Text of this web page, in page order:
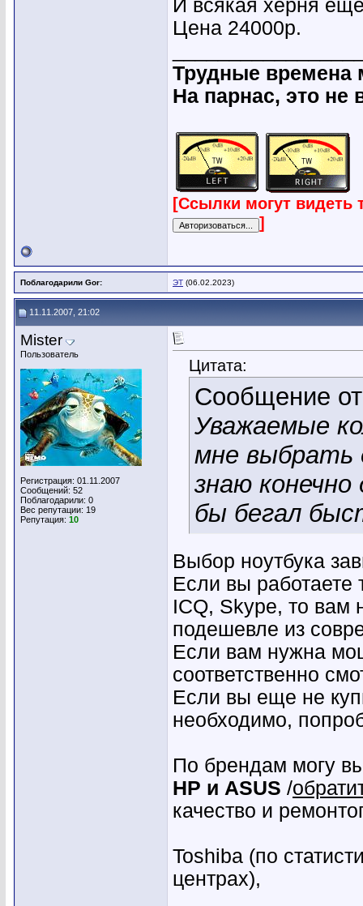
И всякая херня
Цена 24000р.
Трудные времена
На парнас, это не
[Ссылки могут видеть
]
Поблагодарили Gor: ЭТ (06.02.2023)
11.11.2007, 21:02
Mister
Пользователь
Регистрация: 01.11.2007
Сообщений: 52
Поблагодарили: 0
Вес репутации: 19
Репутация: 10
Цитата:
Сообщение
Уважаемые
мне выбрать
знаю
бы бегал
Выбор ноутбука
Если вы работаете
ICQ, Skype, то вам
подешевле из
Если вам нужна
соответственно
Если вы еще не
необходимо,
По брендам могу
HP и ASUS /
качество и
Toshiba (по
центрах),